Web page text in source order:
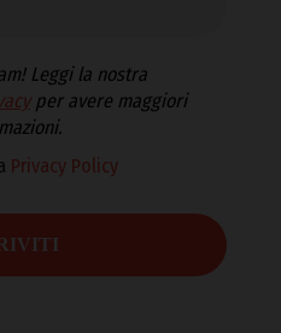
Leggi la nostra
per avere maggiori
Privacy Policy